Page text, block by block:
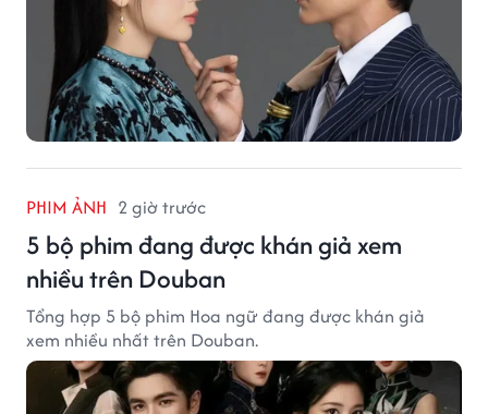
PHIM ẢNH 2 giờ trước
5 bộ phim đang được khán giả xem
nhiều trên Douban
Tổng hợp 5 bộ phim Hoa ngữ đang được khán giả
xem nhiều nhất trên Douban.